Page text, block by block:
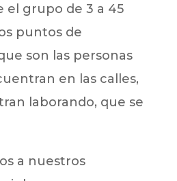
grupo de 3 a 45
puntos de
son las personas
en las calles,
laborando, que se
a nuestros